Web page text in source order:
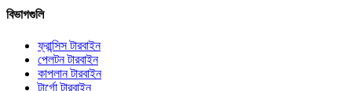
বিভাগগুলি
ফ্রান্সিস টারবাইন
পেলটন টারবাইন
কাপলান টারবাইন
টার্গো টারবাইন